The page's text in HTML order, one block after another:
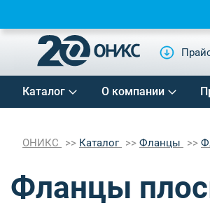
Каталог О компании
ОНИКС Каталог Фланцы
Фланцы